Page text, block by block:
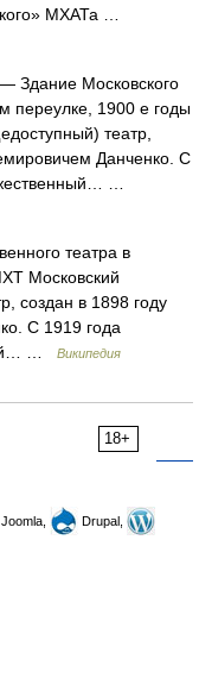
МХАТа …
— Здание Московского
переулке, 1900 е годы
театр,
Данченко. С
…
театра в
Московский
создан в 1898 году
С 1919 года
…
Википедия
18+
Joomla,
Drupal,